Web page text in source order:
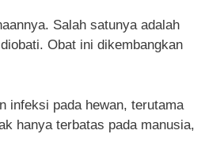
Salah satunya adalah
Obat ini dikembangkan
infeksi pada hewan, terutama
hanya terbatas pada manusia,